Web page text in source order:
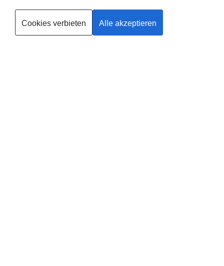
Kurse finden Vor Ort in deiner Nähe!
Land* Postleitzahl*
Cookies verbieten Alle akzeptieren